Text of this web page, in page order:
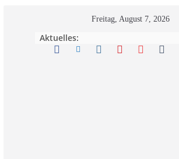
Freitag, August 7, 2026
Aktuelles: